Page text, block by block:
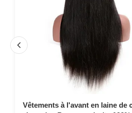
Vêtements à l'avant en laine de